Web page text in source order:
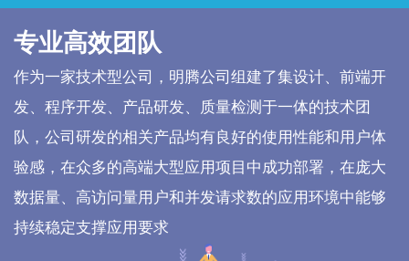
专业高效团队
作为一家技术型公司，明腾公司组建了集设计、前端开
发、程序开发、产品研发、质量检测于一体的技术团
队，公司研发的相关产品均有良好的使用性能和用户体
验感，在众多的高端大型应用项目中成功部署，在庞大
数据量、高访问量用户和并发请求数的应用环境中能够
持续稳定支撑应用要求